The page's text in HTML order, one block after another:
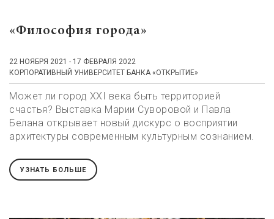
«Философия города»
22 НОЯБРЯ 2021 - 17 ФЕВРАЛЯ 2022
КОРПОРАТИВНЫЙ УНИВЕРСИТЕТ БАНКА «ОТКРЫТИЕ»
Может ли город XXI века быть территорией
счастья? Выставка Марии Суворовой и Павла
Белана открывает новый дискурс о восприятии
архитектуры современным культурным сознанием.
УЗНАТЬ БОЛЬШЕ